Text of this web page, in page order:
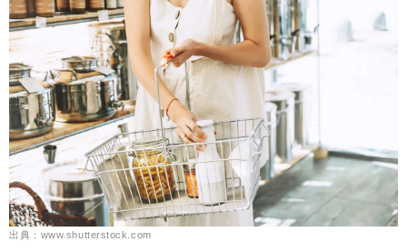
出典：www.shutterstock.com